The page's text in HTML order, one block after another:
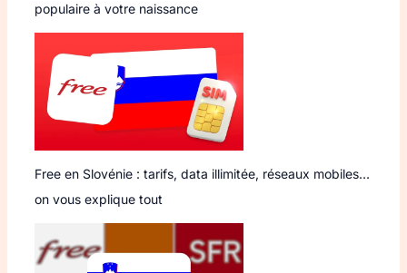
populaire à votre naissance
Free en Slovénie : tarifs, data illimitée, réseaux mobiles…
on vous explique tout